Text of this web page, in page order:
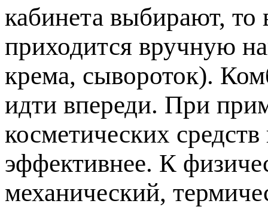
кабинета выбирают, то
приходится вручную
крема, сывороток).
идти впереди. При
косметических
эффективнее. К
механический,